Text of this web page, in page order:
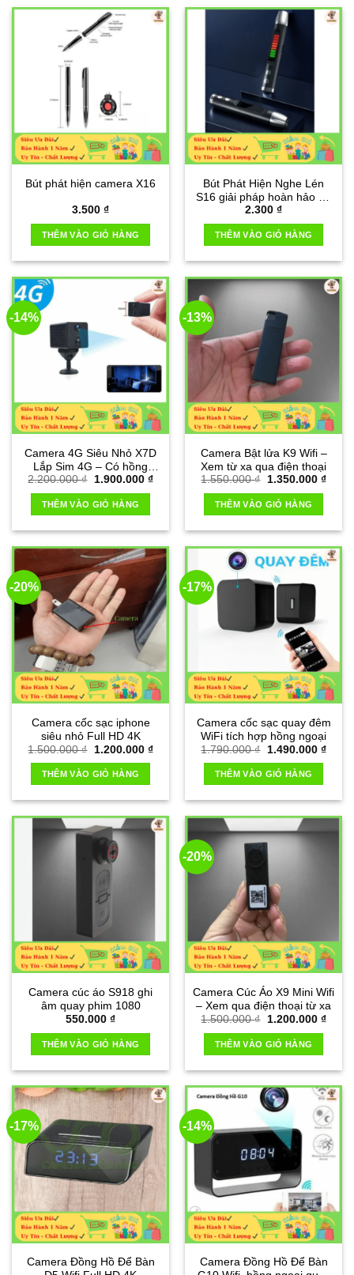
Bút phát hiện camera X16
3.500 ₫
THÊM VÀO GIỎ HÀNG
Bút Phát Hiện Nghe Lén
S16 giải pháp hoàn hảo để
phát hiện camera quay lén,
nghe trộm, theo dõi định vị
GPS
2.300 ₫
THÊM VÀO GIỎ HÀNG
-14%
Camera 4G Siêu Nhỏ X7D
Lắp Sim 4G – Có hồng
ngoại quay đêm
2.200.000₫
Giá
là:
2.200.000 ₫.
1.900.000 ₫Giá
THÊM VÀO GIỎ HÀNG
-13%
Camera Bật lửa K9 Wifi –
Xem từ xa qua điện thoại
1.550.000₫
Giá
là:
1.550.000 ₫.
1.350.000 ₫Giá
THÊM VÀO GIỎ HÀNG
-20%
Camera cốc sạc iphone
siêu nhỏ Full HD 4K
1.500.000₫
Giá
là:
1.500.000 ₫.
1.200.000 ₫Giá
THÊM VÀO GIỎ HÀNG
-17%
Camera cốc sạc quay đêm
WiFi tích hợp hồng ngoại
1.790.000₫
Giá
là:
1.790.000 ₫.
1.490.000 ₫Giá
THÊM VÀO GIỎ HÀNG
Camera cúc áo S918 ghi
âm quay phim 1080
550.000 ₫
THÊM VÀO GIỎ HÀNG
-20%
Camera Cúc Áo X9 Mini Wifi
– Xem qua điện thoại từ xa
1.500.000₫
Giá
là:
1.500.000 ₫.
1.200.000 ₫Giá
THÊM VÀO GIỎ HÀNG
-17%
Camera Đồng Hồ Để Bàn
-14%
Camera Đồng Hồ Để Bàn